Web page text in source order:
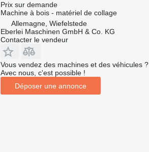
Prix sur demande
Machine à bois - matériel de collage
Allemagne, Wiefelstede
Eberlei Maschinen GmbH & Co. KG
Contacter le vendeur
Vous vendez des machines et des véhicules ?
Avec nous, c'est possible !
Déposer une annonce